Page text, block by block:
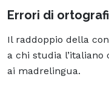
Errori di
Il raddoppio della
a chi studia
ai madrelingua.